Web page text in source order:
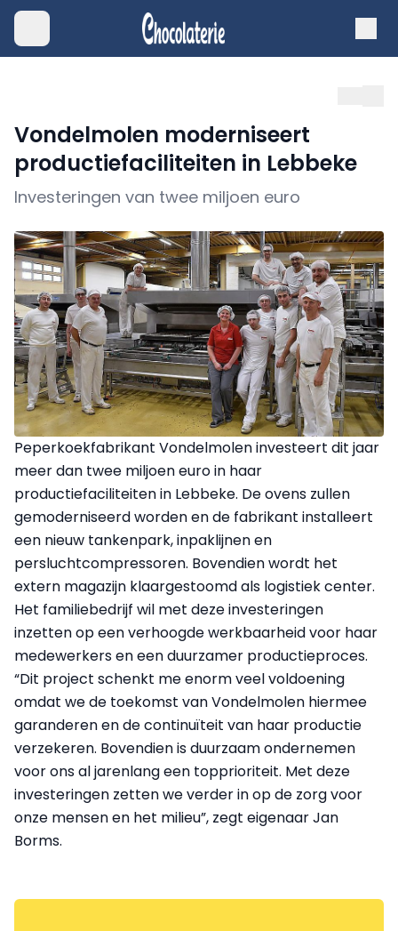
Vondelmolen moderniseert
productiefaciliteiten in Lebbeke
Investeringen van twee miljoen euro
Peperkoekfabrikant Vondelmolen investeert dit jaar
meer dan twee miljoen euro in haar
productiefaciliteiten in Lebbeke. De ovens zullen
gemoderniseerd worden en de fabrikant installeert
een nieuw tankenpark, inpaklijnen en
persluchtcompressoren. Bovendien wordt het
extern magazijn klaargestoomd als logistiek center.
Het familiebedrijf wil met deze investeringen
inzetten op een verhoogde werkbaarheid voor haar
medewerkers en een duurzamer productieproces.
“Dit project schenkt me enorm veel voldoening
omdat we de toekomst van Vondelmolen hiermee
garanderen en de continuïteit van haar productie
verzekeren. Bovendien is duurzaam ondernemen
voor ons al jarenlang een topprioriteit. Met deze
investeringen zetten we verder in op de zorg voor
onze mensen en het milieu”, zegt eigenaar Jan
Borms.